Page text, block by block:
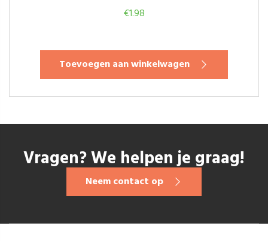
€1.98
Toevoegen aan winkelwagen
Vragen? We helpen je graag!
Neem contact op